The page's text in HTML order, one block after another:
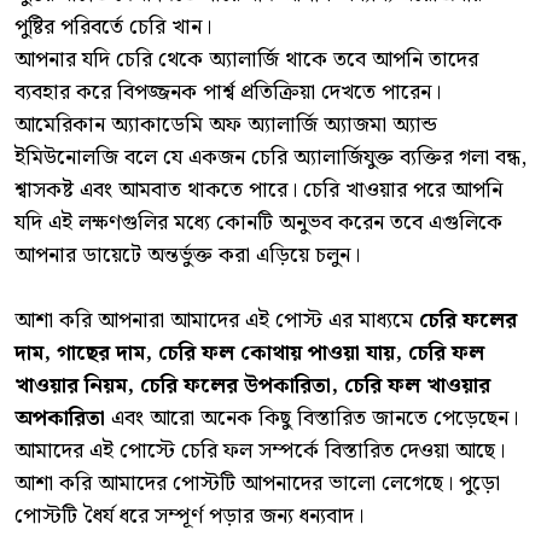
পুষ্টির পরিবর্তে চেরি খান।
আপনার যদি চেরি থেকে অ্যালার্জি থাকে তবে আপনি তাদের
ব্যবহার করে বিপজ্জনক পার্শ্ব প্রতিক্রিয়া দেখতে পারেন।
আমেরিকান অ্যাকাডেমি অফ অ্যালার্জি অ্যাজমা অ্যান্ড
ইমিউনোলজি বলে যে একজন চেরি অ্যালার্জিযুক্ত ব্যক্তির গলা বন্ধ,
শ্বাসকষ্ট এবং আমবাত থাকতে পারে। চেরি খাওয়ার পরে আপনি
যদি এই লক্ষণগুলির মধ্যে কোনটি অনুভব করেন তবে এগুলিকে
আপনার ডায়েটে অন্তর্ভুক্ত করা এড়িয়ে চলুন।
আশা করি আপনারা আমাদের এই পোস্ট এর মাধ্যমে চেরি ফলের
দাম, গাছের দাম, চেরি ফল কোথায় পাওয়া যায়, চেরি ফল
খাওয়ার নিয়ম, চেরি ফলের উপকারিতা, চেরি ফল খাওয়ার
অপকারিতা এবং আরো অনেক কিছু বিস্তারিত জানতে পেড়েছেন।
আমাদের এই পোস্টে চেরি ফল সম্পর্কে বিস্তারিত দেওয়া আছে।
আশা করি আমাদের পোস্টটি আপনাদের ভালো লেগেছে। পুড়ো
পোস্টটি ধৈর্য ধরে সম্পূর্ণ পড়ার জন্য ধন্যবাদ।